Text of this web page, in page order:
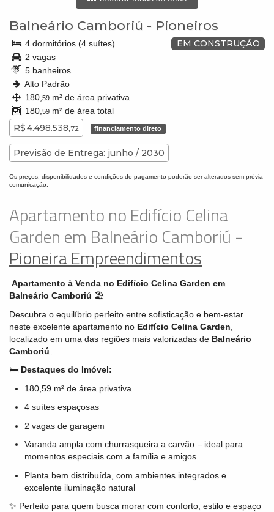
Balneário Camboriú - Pioneiros
EM CONSTRUÇÃO
4 dormitórios (4 suítes)
2 vagas
5 banheiros
Alto Padrão
180, 59 m² de área privativa
180, 59 m² de área total
R$ 4.498.538,72 financiamento direto
Previsão de Entrega: junho / 2030
Os preços, disponibilidades e condições de pagamento poderão ser alterados sem prévia
comunicação.
Apartamento no Edifício Celina
Garden em Balneário Camboriú -
Pioneira Empreendimentos
Apartamento à Venda no Edifício Celina Garden em
Balneário Camboriú 🏖️
Descubra o equilíbrio perfeito entre sofisticação e bem-estar
neste excelente apartamento no Edifício Celina Garden
localizado em uma das regiões mais valorizadas de Balneário
Camboriú
🛏️ Destaques do Imóvel:
180,59 m² de área privativa
4 suítes espaçosas
2 vagas de garagem
Varanda ampla com churrasqueira a carvão – ideal para
momentos especiais com a família e amigos
Planta bem distribuída, com ambientes integrados e
excelente iluminação natural
✨ Perfeito para quem busca morar com conforto, estilo e espaço